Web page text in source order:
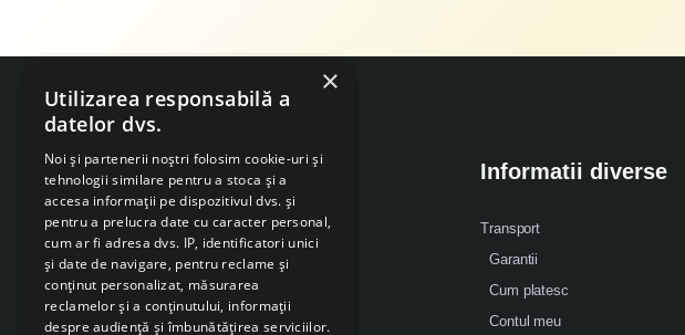
Despre Noi
Mobil: 0371 238 338
Email: office [@] sarcsudex.ro
Informatii diverse
Transport
Garantii
Cum platesc
Contul meu
×
Utilizarea responsabilă a
datelor dvs.
Noi și partenerii noștri folosim cookie-uri și
tehnologii similare pentru a stoca și a
accesa informații pe dispozitivul dvs. și
pentru a prelucra date cu caracter personal,
cum ar fi adresa dvs. IP, identificatori unici
și date de navigare, pentru reclame și
conținut personalizat, măsurarea
reclamelor și a conținutului, informații
despre audiență și îmbunătățirea serviciilor.